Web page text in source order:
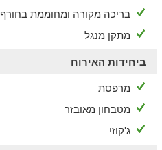
בריכה מקורה ומחוממת בחורף
מתקן מנגל
ביחידות האירוח
מרפסת
מטבחון מאובזר
ג'קוזי